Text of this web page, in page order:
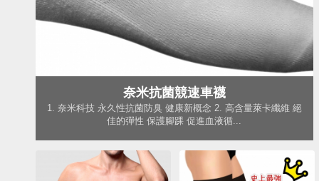
奈米抗菌競速車襪
1. 奈米科技 永久性抗菌防臭 健康新概念 2. 高含量萊卡纖維 絕
佳的彈性 保護腳踝 促進血液循...